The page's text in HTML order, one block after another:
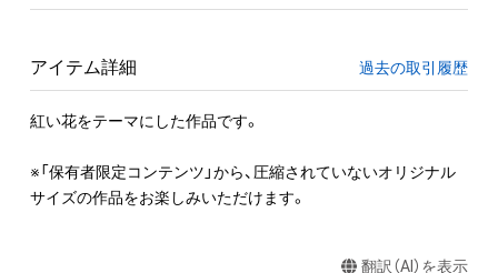
アイテム詳細 過去の取引履歴
紅い花をテーマにした作品です。
※「保有者限定コンテンツ」から、圧縮されていないオリジナル
サイズの作品をお楽しみいただけます。
翻訳（AI）を表示